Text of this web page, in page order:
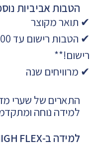
הטבות אביביות
✔ תואר מקוצר
רישום!**
✔ מרוויחים שנה
התארים של שערי
למידה נוחה
למידה ב-HIGH FLEX עם מגוון יתרונות: